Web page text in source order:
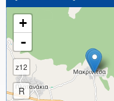
+
-
z12
R